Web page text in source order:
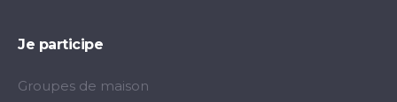
Je participe
Groupes de maison